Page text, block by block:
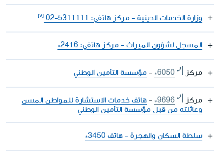
وزارة الخدمات الدينية - مركز هاتفي: ‎02-5311111
المسجل لشؤون الميراث - مركز هاتفي: 2416*
مركز *6050
- مؤسسة التأمين الوطني
مركز *9696
- هاتف خدمات الاستشارة للمواطن المسن
وعائلته من قبل مؤسسة التأمين الوطني
سلطة السكان والهجرة - هاتف 3450*